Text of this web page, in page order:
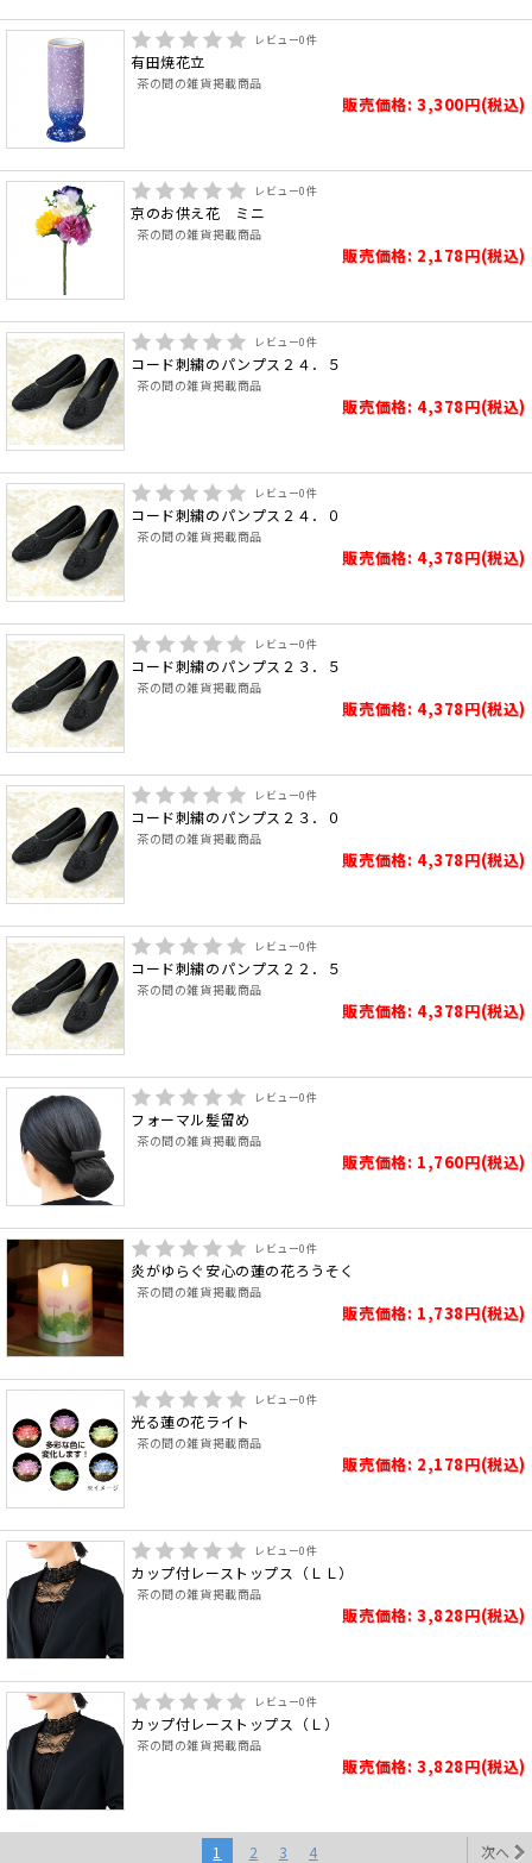
レビュー0件
有田焼花立
茶の間の雑貨掲載商品
販売価格: 3,300円(税込)
レビュー0件
京のお供え花 ミニ
茶の間の雑貨掲載商品
販売価格: 2,178円(税込)
レビュー0件
コード刺繍のパンプス２４．５
茶の間の雑貨掲載商品
販売価格: 4,378円(税込)
レビュー0件
コード刺繍のパンプス２４．０
茶の間の雑貨掲載商品
販売価格: 4,378円(税込)
レビュー0件
コード刺繍のパンプス２３．５
茶の間の雑貨掲載商品
販売価格: 4,378円(税込)
レビュー0件
コード刺繍のパンプス２３．０
茶の間の雑貨掲載商品
販売価格: 4,378円(税込)
レビュー0件
コード刺繍のパンプス２２．５
茶の間の雑貨掲載商品
販売価格: 4,378円(税込)
レビュー0件
フォーマル髪留め
茶の間の雑貨掲載商品
販売価格: 1,760円(税込)
レビュー0件
炎がゆらぐ安心の蓮の花ろうそく
茶の間の雑貨掲載商品
販売価格: 1,738円(税込)
レビュー0件
光る蓮の花ライト
茶の間の雑貨掲載商品
販売価格: 2,178円(税込)
レビュー0件
カップ付レーストップス（ＬＬ）
茶の間の雑貨掲載商品
販売価格: 3,828円(税込)
レビュー0件
カップ付レーストップス（Ｌ）
茶の間の雑貨掲載商品
販売価格: 3,828円(税込)
1 2 3 4 次へ